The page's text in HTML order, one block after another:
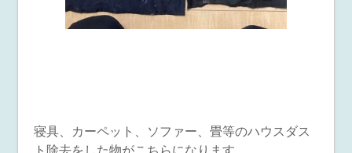
寝具、カーペット、ソファー、畳等のハウスダス